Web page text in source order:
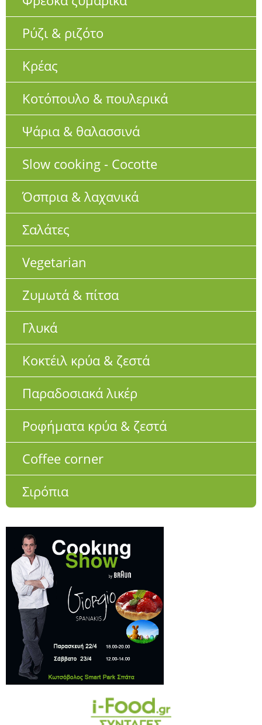
Ρύζι & ριζότο
Κρέας
Κοτόπουλο & πουλερικά
Ψάρια & θαλασσινά
Slow cooking - Cocotte
Όσπρια & λαχανικά
Σαλάτες
Vegetarian
Ζυμωτά & πίτσα
Γλυκά
Κοκτέιλ κρύα & ζεστά
Παραδοσιακά λικέρ
Ροφήματα κρύα & ζεστά
Coffee corner
Σιρόπια